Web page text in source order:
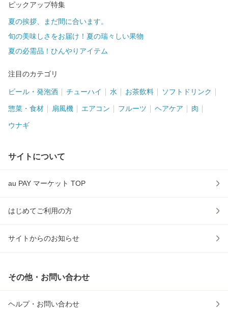
ピックアップ特集
夏の挨拶、まだ間に合います。
旬の美味しさをお届け！夏の瑞々しい果物
夏の必需品！ひんやりアイテム
注目のカテゴリ
ビール・発泡酒 チューハイ 水 お茶飲料 ソフトドリンク
惣菜・食材 扇風機 エアコン フルーツ ヘアケア 肉
ウナギ
サイトについて
au PAY マーケット TOP
はじめてご利用の方
サイトからのお知らせ
その他・お問い合わせ
ヘルプ・お問い合わせ